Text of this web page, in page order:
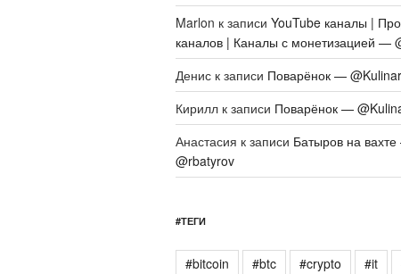
Marlon к записи YouTube каналы |
каналов | Каналы с монетизацией —
Дениск записи Поварёнок —
Кириллк записи Поварёнок —
Анастасия к записи Батыров на
@rbatyrov
#ТЕГИ
#bitcoin #btc #crypto #it